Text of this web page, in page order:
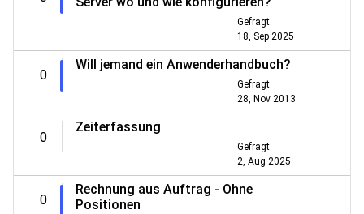
Gefragt
18, Sep 2025
0
Will jemand ein Anwenderhandbuch?
Gefragt
28, Nov 2013
0
Zeiterfassung
Gefragt
2, Aug 2025
0
Rechnung aus Auftrag - Ohne
Positionen